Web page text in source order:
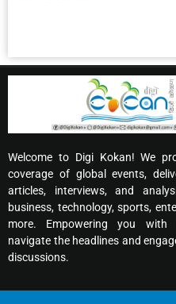
Welcome to Digi Kokan! We
coverage of global events,
articles, interviews, and
business, technology, sports,
more. Empowering you with
navigate the headlines and
discussions.